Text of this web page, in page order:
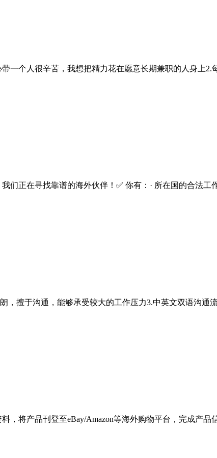
一个人很辛苦，我想把精力花在愿意长期兼职的人身上2.
们正在寻找靠谱的海外伙伴！✅ 你有：· 所在国的合法工
，擅于沟通，能够承受较大的工作压力3.中英文双语沟通
，将产品刊登至eBay/Amazon等海外购物平台，完成产品